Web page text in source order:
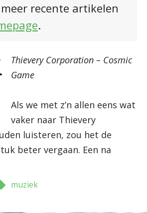
recente artikelen
.
Thievery Corporation – Cosmic
Game
Als we met z’n allen eens wat
vaker naar Thievery
luisteren, zou het de
beter vergaan. Een na
muziek